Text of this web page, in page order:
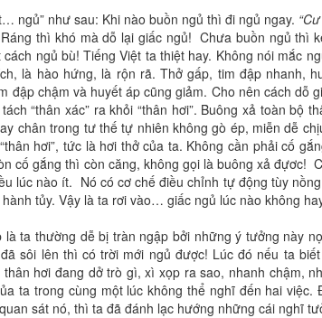
ngủ” như sau: Khi nào buồn ngủ thì đi ngủ ngay.
thì khó mà dỗ lại giấc ngủ! Chưa buồn ngủ thì
ngủ bù! Tiếng Việt ta thiệt hay. Không nói mắc
là hào hứng, là rộn rã. Thở gấp, tim đập nhanh,
đập chậm và huyết áp cũng giảm. Cho nên cách dỗ
“thân xác” ra khỏi “thân hơi”. Buông xả toàn
chân trong tư thế tự nhiên không gò ép, miễn dễ
hơi”, tức là hơi thở của ta. Không cần phải cố
cố gắng thì còn căng, không gọi là buông xả đựơc!
lúc nào ít. Nó có cơ chế điều chỉnh tự động tùy
tủy. Vậy là ta rơi vào… giấc ngủ lúc nào không
là ta thường dễ bị tràn ngập bởi những ý tưởng này
sôi lên thì có trời mới ngủ được! Lúc đó nếu ta
hơi đang dở trò gì, xì xọp ra sao, nhanh chậm,
ta trong cùng một lúc không thể nghĩ đến hai
sát nó, thì ta đã đánh lạc hướng những cái nghĩ